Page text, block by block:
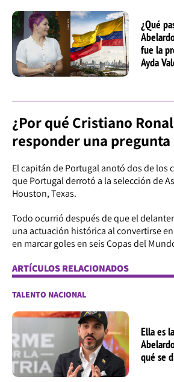
¿Qué
fue la
Ayda
¿Por qué Cristiano
responder una pregunta
El capitán de Portugal anotó dos de los
que Portugal derrotó a la selección de
Houston, Texas.
Todo ocurrió después de que el
una actuación histórica al convertirse
en marcar goles en seis Copas del
ARTÍCULOS RELACIONADOS
TALENTO NACIONAL
Ella es
qué se